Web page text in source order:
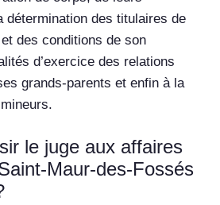
détermination des titulaires de
des conditions de son
d’exercice des relations
grands-parents et enfin à la
le juge aux affaires
Maur-des-Fossés